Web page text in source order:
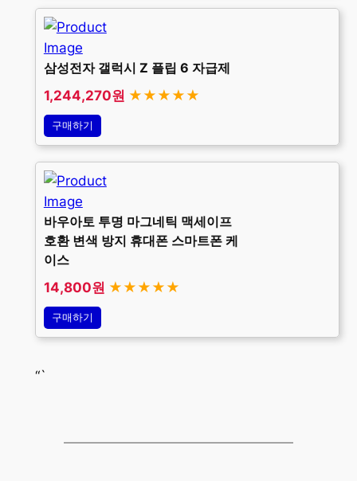
삼성전자 갤럭시 Z 플립 6 자급제
1,244,270원 ★★★★★
구매하기
바우아토 투명 마그네틱 맥세이프
호환 변색 방지 휴대폰 스마트폰 케
이스
14,800원 ★★★★★
구매하기
“`